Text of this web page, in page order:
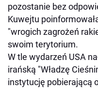
pozostanie bez
Kuwejtu
"wrogich zagrożeń
swoim terytorium.
W tle wydarzeń USA
irańską "Władzę
instytucję pobierającą